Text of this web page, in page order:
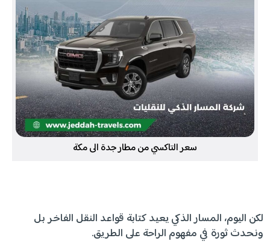
سعر التاكسي من مطار جدة الى مكة
لكن اليوم، المسار الذكي يعيد كتابة قواعد النقل الفاخر بل
ونحدث ثورة في مفهوم الراحة على الطريق.